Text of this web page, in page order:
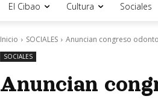
El Cibao Cultura Sociales
Inicio SOCIALES Anuncian congreso
SOCIALES
Anuncian